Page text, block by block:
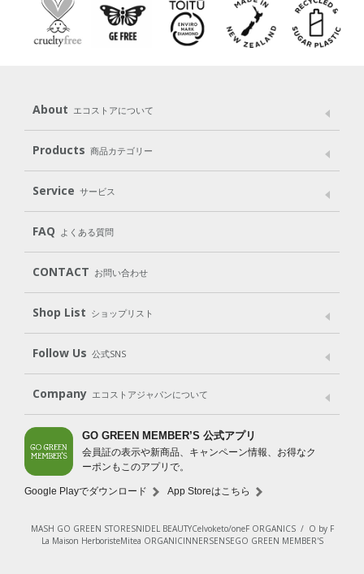
About エコストアについて
メッセージ ブランドストーリー
パッケージへのこだわり
動物実験をしない
Products 商品カテゴリー
Laundry
Cleaning Baby Kids
Body（ボディ） Hair（ヘア） Oral care（オーラルケア）
Goods （グッズ）
Gift set
Service サービス
User Guide
Subscription（定期便）
FAQ よくある質問
CONTACT お問い合わせ
Shop List ショップリスト
Shop List
Follow Us 公式SNS
LINE＠ Instagram Facebook
Company エコストアジャパンについて
会社案内 ご利用規約
プライバシーポリシー
特定商取引法に基づく表示
免責事項
法人会員サービス
New Zealand Site
GO GREEN MEMBER’S 公式アプリ
会員証の表示や新商品、キャンペーン情報、お得なク
ーポンもこのアプリで。
Google Playでダウンロード App Storeはこちら
MASH GO GREEN STORESNIDEL BEAUTYCelvoketo/oneF ORGANICS/ O by F
La Maison HerboristeMitea ORGANICINNERSENSEGO GREEN MEMBER'S